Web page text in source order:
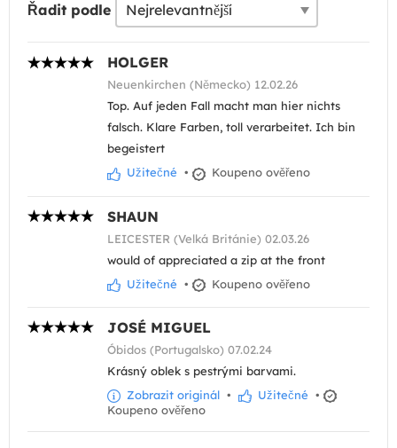
Řadit podle
HOLGER
Neuenkirchen (Německo) 12.02.26
Top. Auf jeden Fall macht man hier nichts
falsch. Klare Farben, toll verarbeitet. Ich bin
begeistert
Užitečné • Koupeno ověřeno
SHAUN
LEICESTER (Velká Británie) 02.03.26
would of appreciated a zip at the front
Užitečné • Koupeno ověřeno
JOSÉ MIGUEL
Óbidos (Portugalsko) 07.02.24
Krásný oblek s pestrými barvami.
Zobrazit originál • Užitečné •
Koupeno ověřeno